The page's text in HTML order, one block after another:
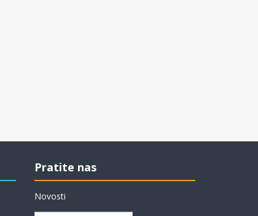
Pratite nas
Novosti